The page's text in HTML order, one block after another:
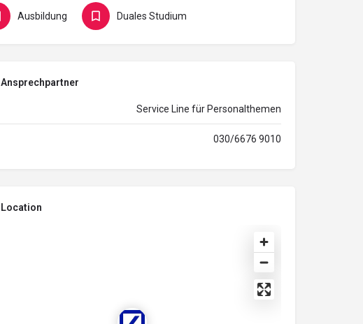
Ausbildung Duales Studium
Ansprechpartner
Service Line für Personalthemen
030/6676 9010
Location